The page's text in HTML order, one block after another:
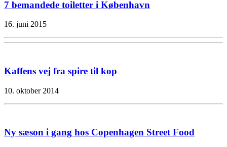
7 bemandede toiletter i København
16. juni 2015
Kaffens vej fra spire til kop
10. oktober 2014
Ny sæson i gang hos Copenhagen Street Food